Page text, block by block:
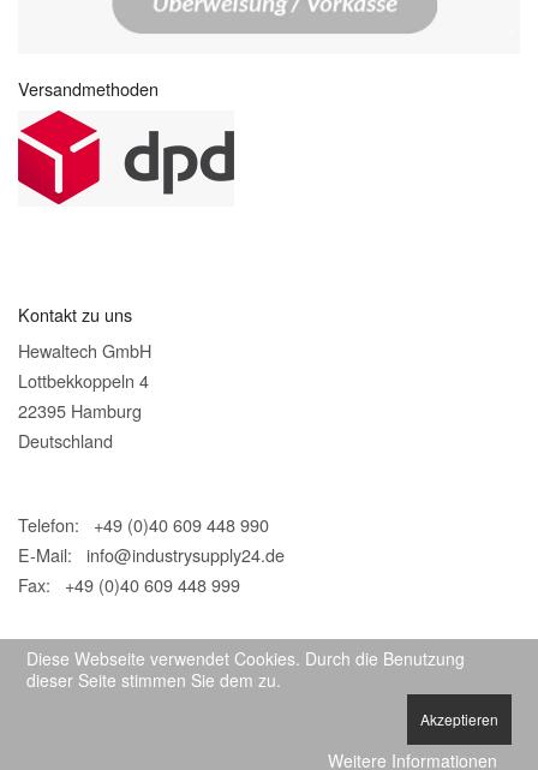
Versandmethoden
Kontakt zu uns
Hewaltech GmbH
Lottbekkoppeln 4
22395 Hamburg
Deutschland
Telefon: +49 (0)40 609 448 990
E-Mail: info@industrysupply24.de
Fax: +49 (0)40 609 448 999
Diese Webseite verwendet Cookies. Durch die Benutzung
dieser Seite stimmen Sie dem zu.
Akzeptieren
Weitere Informationen